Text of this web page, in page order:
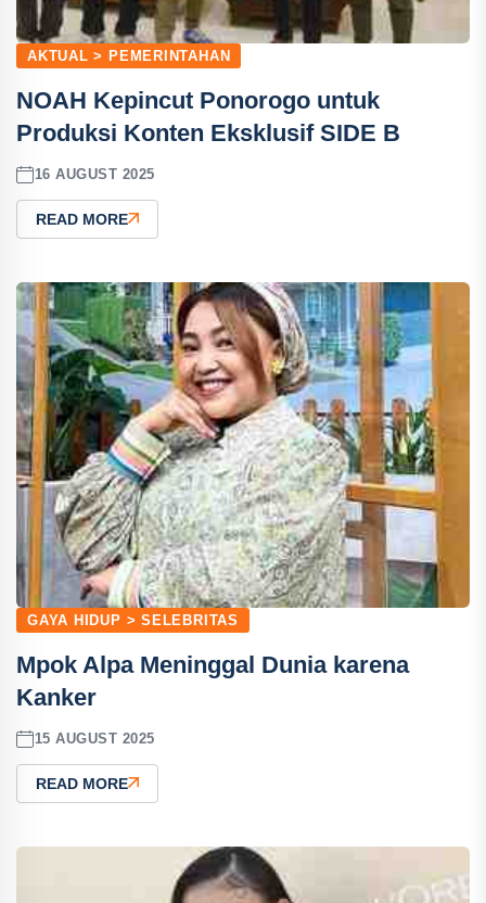
AKTUAL > PEMERINTAHAN
NOAH Kepincut Ponorogo untuk
Produksi Konten Eksklusif SIDE B
16 AUGUST 2025
READ MORE
GAYA HIDUP > SELEBRITAS
Mpok Alpa Meninggal Dunia karena
Kanker
15 AUGUST 2025
READ MORE